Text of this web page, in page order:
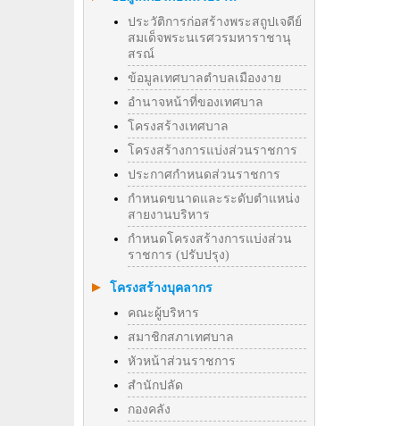
ประวัติการก่อสร้างพระสถูปเจดีย์
สมเด็จพระนเรศวรมหาราชานุ
สรณ์
ข้อมูลเทศบาลตำบลเมืองงาย
อำนาจหน้าที่ของเทศบาล
โครงสร้างเทศบาล
โครงสร้างการแบ่งส่วนราชการ
ประกาศกำหนดส่วนราชการ
กำหนดขนาดและระดับตำแหน่ง
สายงานบริหาร
กำหนดโครงสร้างการแบ่งส่วน
ราชการ (ปรับปรุง)
โครงสร้างบุคลากร
คณะผู้บริหาร
สมาชิกสภาเทศบาล
หัวหน้าส่วนราชการ
สำนักปลัด
กองคลัง